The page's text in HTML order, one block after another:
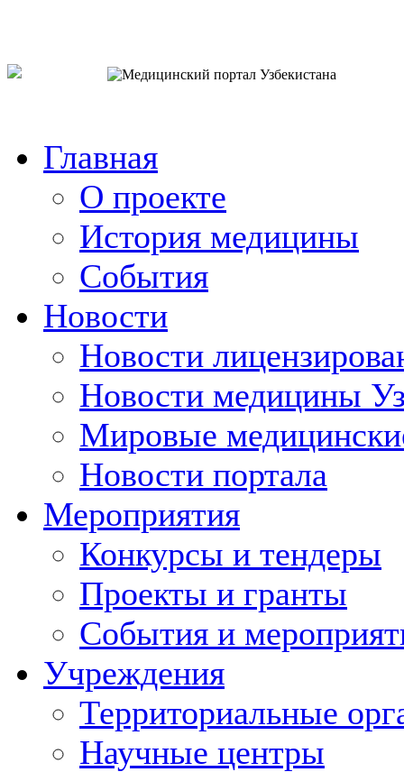
Главная
О проекте
История медицины
События
Новости
Новости
Новости медицины
Мировые
Новости портала
Мероприятия
Конкурсы и тендеры
Проекты и гранты
События и
Учреждения
Территориальные
Научные центры